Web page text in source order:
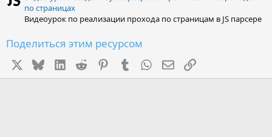
по страницах
Видеоурок по реализации прохода по страницам в JS парсере
Поделиться этим ресурсом
BlueskyLinkedIn
Reddit PinterestTumblr WhatsApp
Электронная почта
Ссылка